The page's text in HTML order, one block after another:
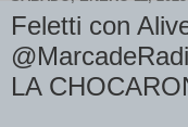
Feletti con
LA